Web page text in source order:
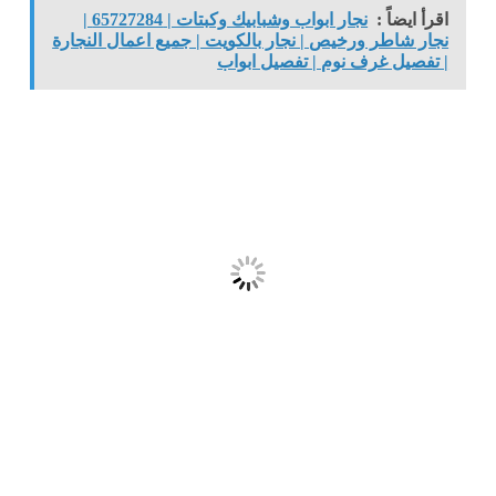
اقرأ ايضاً :
نجار ابواب وشبابيك وكبتات | 65727284 |
نجار شاطر ورخيص | نجار بالكويت | جميع اعمال النجارة
| تفصيل غرف نوم | تفصيل ابواب